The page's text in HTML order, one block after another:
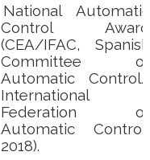
National Automatic
Control Award
(CEA/IFAC, Spanish
Committee of
Automatic Control/
International
Federation of
Automatic Control,
2018).